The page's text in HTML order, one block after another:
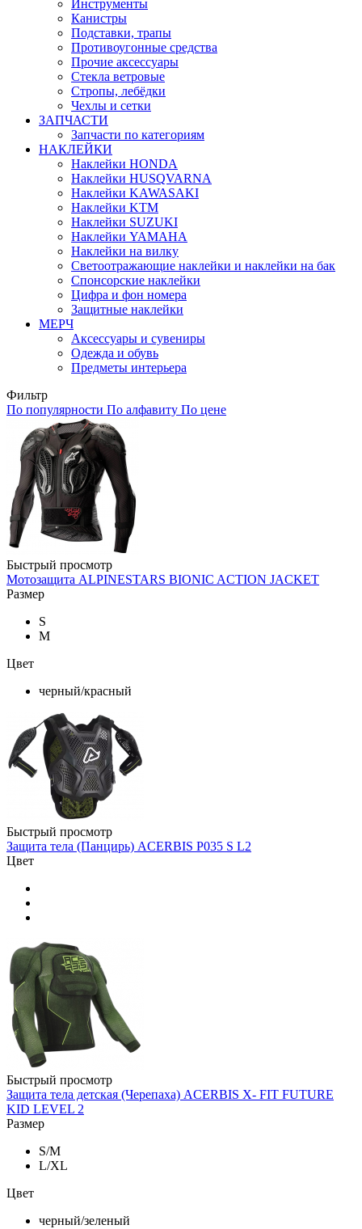
Инструменты
Канистры
Подставки, трапы
Противоугонные средства
Прочие аксессуары
Стекла ветровые
Стропы, лебёдки
Чехлы и сетки
ЗАПЧАСТИ
Запчасти по категориям
НАКЛЕЙКИ
Наклейки HONDA
Наклейки HUSQVARNA
Наклейки KAWASAKI
Наклейки KTM
Наклейки SUZUKI
Наклейки YAMAHA
Наклейки на вилку
Светоотражающие наклейки и наклейки на бак
Спонсорские наклейки
Цифра и фон номера
Защитные наклейки
МЕРЧ
Аксессуары и сувениры
Одежда и обувь
Предметы интерьера
Фильтр
По популярности По алфавиту По цене
Быстрый просмотр
Мотозащита ALPINESTARS BIONIC ACTION JACKET
Размер
S
M
Цвет
черный/красный
Быстрый просмотр
Защита тела (Панцирь) ACERBIS P035 S L2
Цвет
Быстрый просмотр
Защита тела детская (Черепаха) ACERBIS X- FIT FUTURE
KID LEVEL 2
Размер
S/M
L/XL
Цвет
черный/зеленый